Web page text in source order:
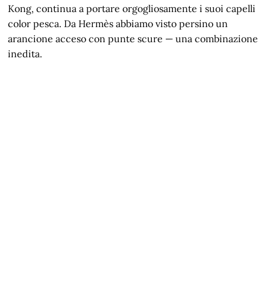
Kong, continua a portare orgogliosamente i suoi capelli
color pesca. Da Hermès abbiamo visto persino un
arancione acceso con punte scure — una combinazione
inedita.